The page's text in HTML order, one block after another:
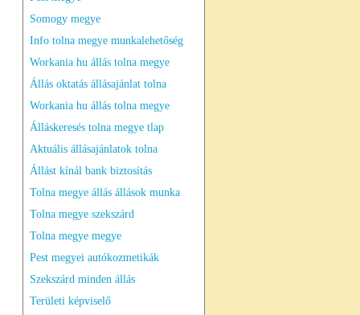
Somogy megye
Info tolna megye munkalehetőség
Workania hu állás tolna megye
Állás oktatás állásajánlat tolna
Workania hu állás tolna megye
Álláskeresés tolna megye tlap
Aktuális állásajánlatok tolna
Állást kínál bank biztosítás
Tolna megye állás állások munka
Tolna megye szekszárd
Tolna megye megye
Pest megyei autókozmetikák
Szekszárd minden állás
Területi képviselő